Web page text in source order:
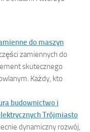
do maszyn
zamiennych do
skutecznego
Każdy, kto
budownictwo i
Trójmiasto
dynamiczny rozwój,